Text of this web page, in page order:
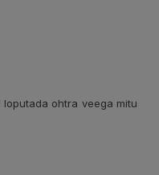
ohtra veega mitu